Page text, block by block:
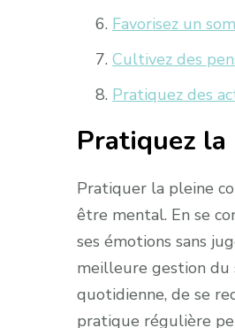
Favorisez un
Cultivez des
Pratiquez des
Pratiquez la
Pratiquer la pleine
être mental. En se
ses émotions sans
meilleure gestion du
quotidienne, de se
pratique régulière